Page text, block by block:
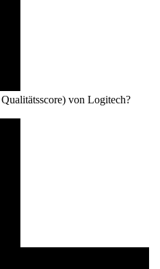
von Logitech?